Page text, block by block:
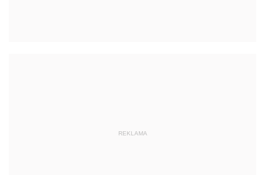
REKLAMA